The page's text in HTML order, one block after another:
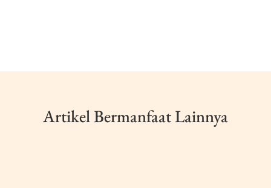
Artikel Bermanfaat Lainnya